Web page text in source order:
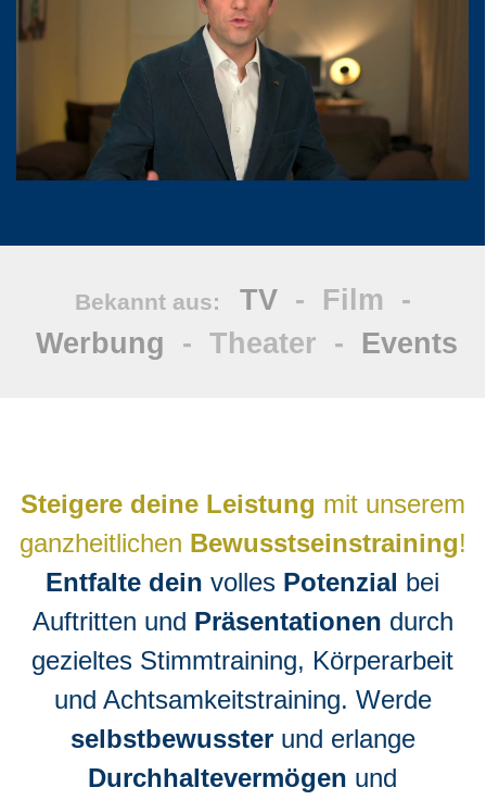
Bekannt aus: TV- Film -
Werbung - Theater - Events
Steigere deine Leistung mit unserem
ganzheitlichen Bewusstseinstraining!
Entfalte dein volles Potenzial bei
Auftritten und Präsentationen durch
gezieltes Stimmtraining, Körperarbeit
und Achtsamkeitstraining. Werde
selbstbewussterund erlange
Durchhaltevermögen und